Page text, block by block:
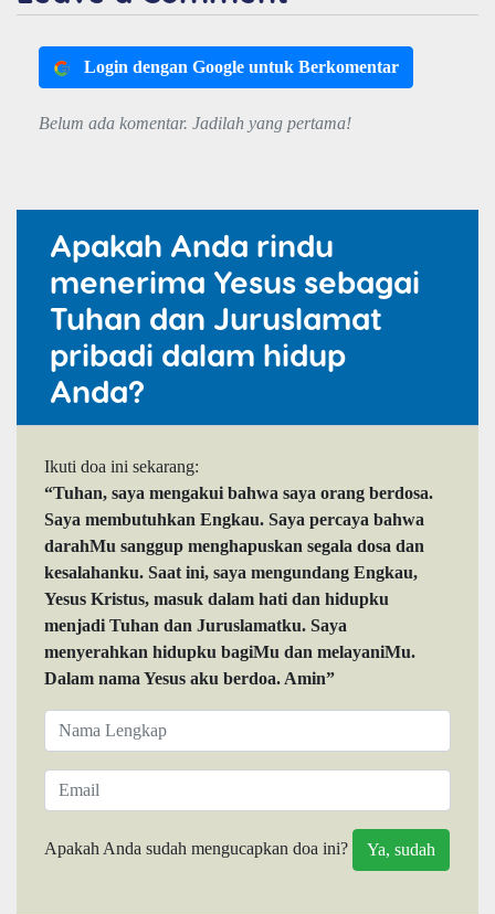
Login dengan Google untuk Berkomentar
Belum ada komentar. Jadilah yang pertama!
Apakah Anda rindu
menerima Yesus sebagai
Tuhan dan Juruslamat
pribadi dalam hidup
Anda?
Ikuti doa ini sekarang:
“Tuhan, saya mengakui bahwa saya orang berdosa.
Saya membutuhkan Engkau. Saya percaya bahwa
darahMu sanggup menghapuskan segala dosa dan
kesalahanku. Saat ini, saya mengundang Engkau,
Yesus Kristus, masuk dalam hati dan hidupku
menjadi Tuhan dan Juruslamatku. Saya
menyerahkan hidupku bagiMu dan melayaniMu.
Dalam nama Yesus aku berdoa. Amin”
Apakah Anda sudah mengucapkan doa ini?